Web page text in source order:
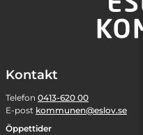
Kontakt
Telefon 0413-620 00
E-post kommunen@eslov.se
Öppettider